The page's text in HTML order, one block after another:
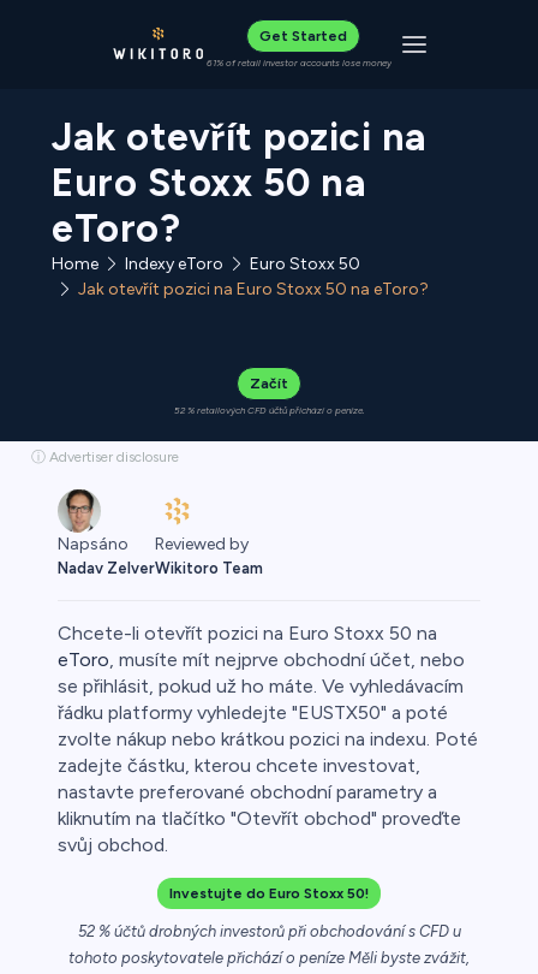
Get Started
61% of retail investor accounts lose money Toggle
Jak otevřít pozici na
Euro Stoxx 50 na
eToro?
Home Indexy eToro
Euro Stoxx 50
Jak otevřít pozici na Euro Stoxx 50 na eToro?
Začít
52 % retailových CFD účtů přichází o peníze.
ⓘ Advertiser disclosure
Napsáno
Nadav Zelver
Reviewed by
Wikitoro Team
Chcete-li otevřít pozici na Euro Stoxx 50 na
eToro, musíte mít nejprve obchodní účet, nebo
se přihlásit, pokud už ho máte. Ve vyhledávacím
řádku platformy vyhledejte "EUSTX50" a poté
zvolte nákup nebo krátkou pozici na indexu. Poté
zadejte částku, kterou chcete investovat,
nastavte preferované obchodní parametry a
kliknutím na tlačítko "Otevřít obchod" proveďte
svůj obchod.
Investujte do Euro Stoxx 50!
52 % účtů drobných investorů při obchodování s CFD u
tohoto poskytovatele přichází o peníze Měli byste zvážit,
Forex